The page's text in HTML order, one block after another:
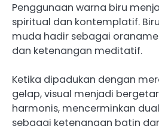
‎Penggunaan warna biru
spiritual dan kontemplatif.
muda hadir sebagai
dan ketenangan meditatif.
‎Ketika dipadukan dengan
gelap, visual menjadi
harmonis, mencerminkan
sebagai ketenangan batin